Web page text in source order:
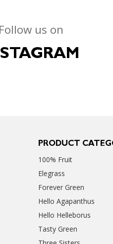
Follow us on
PRODUCT
100% Fruit
Elegrass
Forever Green
Hello Agapanthus
Hello Helleborus
Tasty Green